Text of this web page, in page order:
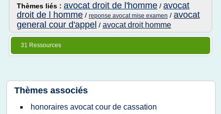
Thèmes liés : avocat droit de l'homme / avocat
droit de l homme / reponse avocat mise examen / avocat
general cour d'appel / avocat droit homme
31 Ressources
Thèmes associés
honoraires avocat cour de cassation